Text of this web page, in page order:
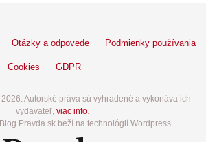
Otázky a odpovede Podmienky používania
Cookies GDPR
Autorské práva sú vyhradené a vykonáva ich
vydavateľ, viac info.
beží na technológií Wordpress.